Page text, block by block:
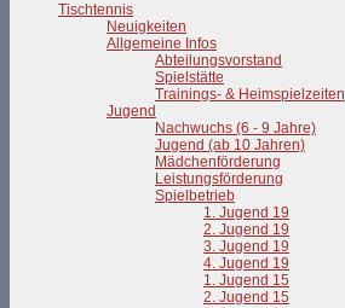
Tischtennis
Neuigkeiten
Allgemeine Infos
Abteilungsvorstand
Spielstätte
Trainings- & Heimspielzeiten
Jugend
Nachwuchs (6 - 9 Jahre)
Jugend (ab 10 Jahren)
Mädchenförderung
Leistungsförderung
Spielbetrieb
1. Jugend 19
2. Jugend 19
3. Jugend 19
4. Jugend 19
1. Jugend 15
2. Jugend 15